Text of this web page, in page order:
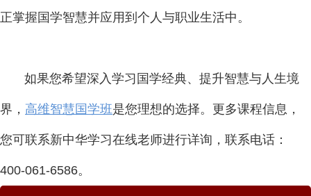
正掌握国学智慧并应用到个人与职业生活中。
如果您希望深入学习国学经典、提升智慧与人生境
界， 高维智慧国学班是您理想的选择。更多课程信息，
您可联系新中华学习在线老师进行详询，联系电话：
400-061-6586。